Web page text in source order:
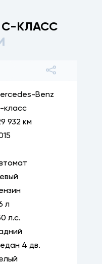
C-КЛАСС
Benz
класс
932 км
л
л.с.
4 дв.